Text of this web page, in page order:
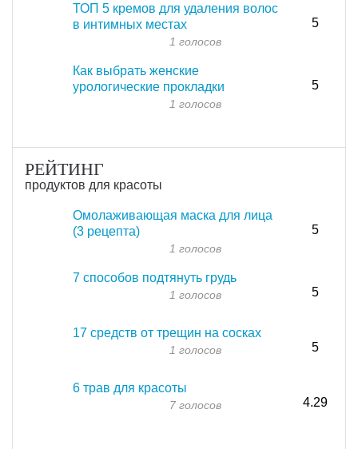
ТОП 5 кремов для удаления волос
в интимных местах
1 голосов
5
Как выбрать женские
урологические прокладки
1 голосов
5
РЕЙТИНГ
продуктов для красоты
Омолаживающая маска для лица
(3 рецепта)
1 голосов
5
7 способов подтянуть грудь
1 голосов 5
17 средств от трещин на сосках
1 голосов 5
6 трав для красоты
7 голосов 4.29